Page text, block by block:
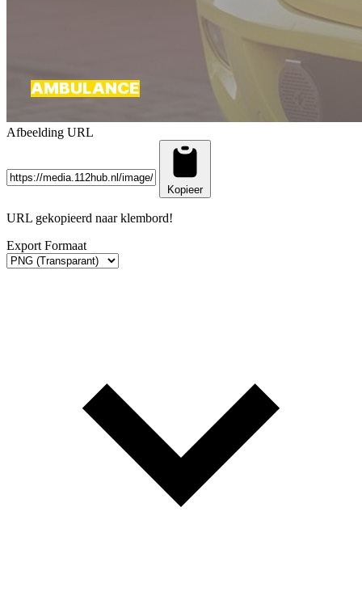
Afbeelding URL
Kopieer
URL gekopieerd naar klembord!
Export Formaat